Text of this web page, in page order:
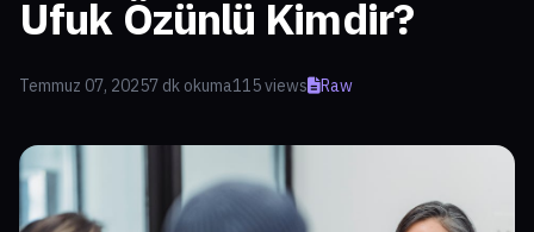
Ufuk Özünlü Kimdir?
Temmuz 07, 20257 dk okuma115 views Raw